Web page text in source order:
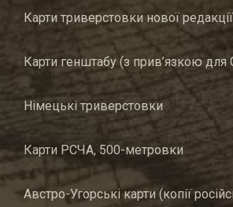
Карти триверстовки нової редакції
Карти генштабу (з прив’язкою для
Німецькі триверстовки
Карти РСЧА, 500-метровки
Австро-Угорські карти (копії